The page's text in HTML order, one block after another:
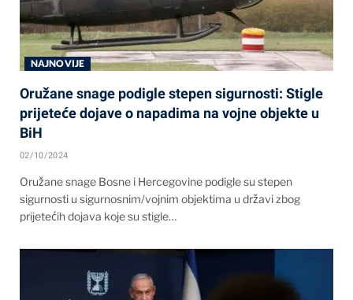
NAJNOVIJE
Oružane snage podigle stepen sigurnosti: Stigle
prijeteće dojave o napadima na vojne objekte u
BiH
02/10/2024
Oružane snage Bosne i Hercegovine podigle su stepen
sigurnosti u sigurnosnim/vojnim objektima u državi zbog
prijetećih dojava koje su stigle…